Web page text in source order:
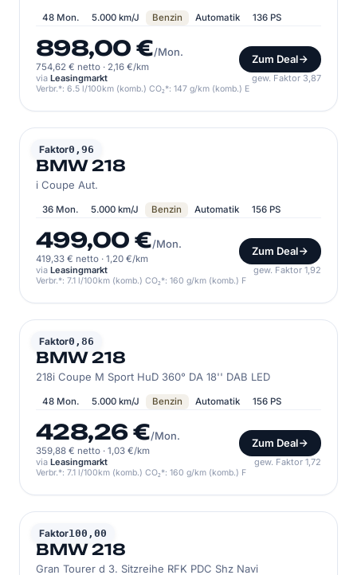
48 Mon. 5.000 km/J Benzin Automatik 136 PS
898,00 €/Mon.
754,62 € netto · 2,16 €/km
Zum Deal
via Leasingmarkt gew. Faktor 3,87
Verbr.*: 6.5 l/100km (komb.) CO₂*: 147 g/km (komb.) E
Faktor0,96
BMW
BMW 218
i Coupe Aut.
36 Mon. 5.000 km/J Benzin Automatik 156 PS
499,00 €/Mon.
419,33 € netto · 1,20 €/km
Zum Deal
via Leasingmarkt gew. Faktor 1,92
Verbr.*: 7.1 l/100km (komb.) CO₂*: 160 g/km (komb.) F
Faktor0,86
BMW
BMW 218
218i Coupe M Sport HuD 360° DA 18'' DAB LED
48 Mon. 5.000 km/J Benzin Automatik 156 PS
428,26 €/Mon.
359,88 € netto · 1,03 €/km
Zum Deal
via Leasingmarkt gew. Faktor 1,72
Verbr.*: 7.1 l/100km (komb.) CO₂*: 160 g/km (komb.) F
Faktor100,00
BMW
BMW 218
Gran Tourer d 3. Sitzreihe RFK PDC Shz Navi